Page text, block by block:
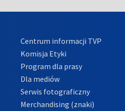
Centrum informacji TVP
Komisja Etyki
Program dla prasy
Dla mediów
Serwis fotograficzny
Merchandising (znaki)